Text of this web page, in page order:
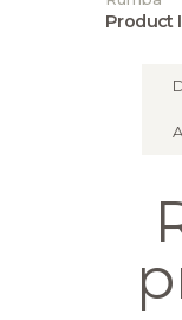
Product